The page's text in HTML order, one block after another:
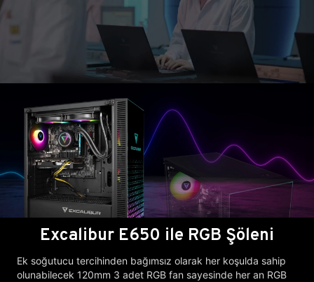
Excalibur E650 ile RGB Şöleni
Ek soğutucu tercihinden bağımsız olarak her koşulda sahip
olunabilecek 120mm 3 adet RGB fan sayesinde her an RGB